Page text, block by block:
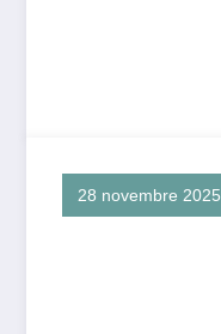
28 novembre 2025